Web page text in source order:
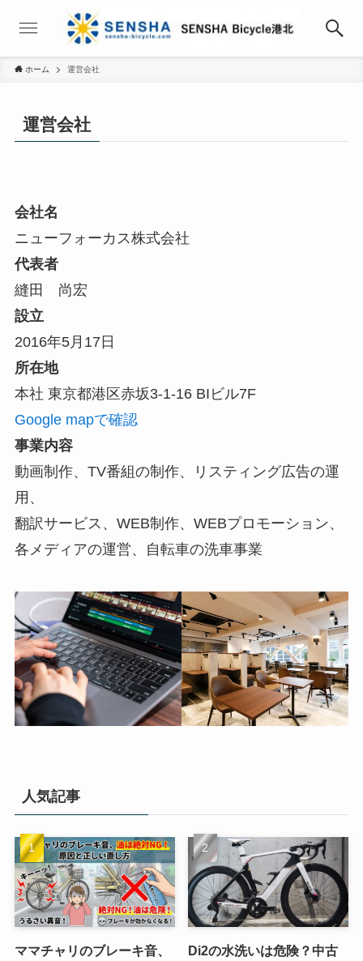
ホーム 運営会社
運営会社
会社名
ニューフォーカス株式会社
代表者
縫田 尚宏
設立
2016年5月17日
所在地
本社 東京都港区赤坂3-1-16 BIビル7F
Google mapで確認
事業内容
動画制作、TV番組の制作、リスティング広告の運
用、
翻訳サービス、WEB制作、WEBプロモーション、
各メディアの運営、自転車の洗車事業
人気記事
ママチャリのブレーキ音、
Di2の水洗いは危険？中古